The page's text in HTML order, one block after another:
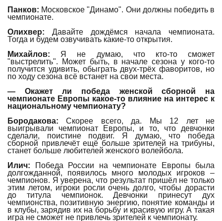
Панков: Московское "Динамо". Они должны победить в
чемпионате.
Олихвер: Давайте дождёмся начала чемпионата.
Тогда и будем озвучивать какие-то открытия.
Михайлов: Я не думаю, что кто-то сможет
"выстрелить". Может быть, в начале сезона у кого-то
получится удивить, обыграть двух-трёх фаворитов, но
по ходу сезона всё встанет на свои места.
— Окажет ли победа женской сборной на
чемпионате Европы какое-то влияние на интерес к
национальному чемпионату?
Бородакова: Скорее всего, да. Мы 12 лет не
выигрывали чемпионат Европы, и то, что девчонки
сделали, поистине подвиг. Я думаю, что победа
сборной привлечёт ещё больше зрителей на трибуны,
станет больше любителей женского волейбола.
Илич: Победа России на чемпионате Европы была
долгожданной, появилось много молодых игроков –
чемпионов. Я уверена, что результат пришёл не только
этим летом, игроки росли очень долго, чтобы дорасти
до титула чемпионок. Девчонки принесут дух
чемпионства, позитивную энергию, понятие команды и
в клубы, зарядив их на борьбу и красивую игру. А такая
игра не сможет не привлечь зрителей к чемпионату.